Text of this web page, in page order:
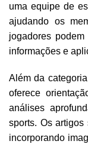
uma equipe de
ajudando os
jogadores
informações e
Além da
oferece
análises
sports. Os
incorporando